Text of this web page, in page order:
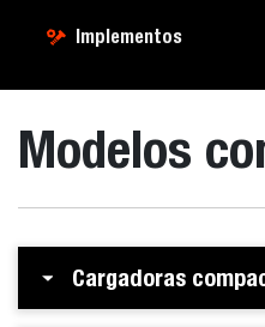
Implementos
Modelos
Cargadoras